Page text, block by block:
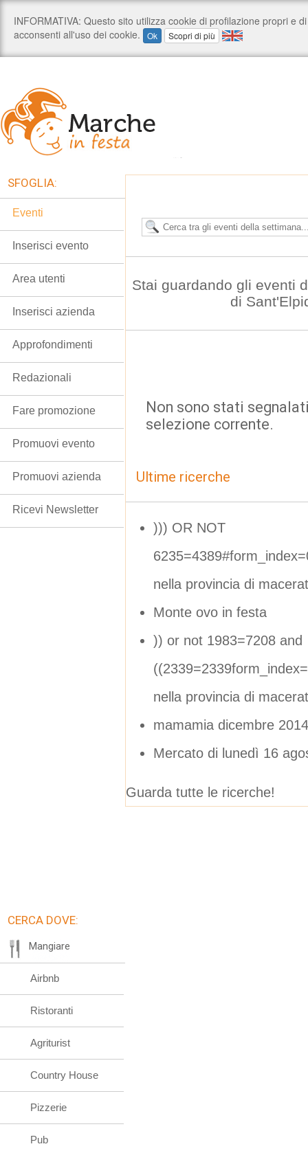
Stai guardando gli eventi
di
Non sono stati
selezione corrente.
Ultime ricerche
))) OR NOT
nella provincia di
Monte ovo in festa
)) or not 1983=7208 and
nella provincia di
mamamia dicembre 2014
Mercato di lunedì 16
Guarda tutte le ricerche!
SFOGLIA:
Eventi
Inserisci evento
Area utenti
Inserisci azienda
Approfondimenti
Redazionali
Fare promozione
Promuovi evento
Promuovi azienda
Ricevi Newsletter
CERCA DOVE:
Mangiare
Airbnb
Ristoranti
Agriturist
Country House
Pizzerie
Pub